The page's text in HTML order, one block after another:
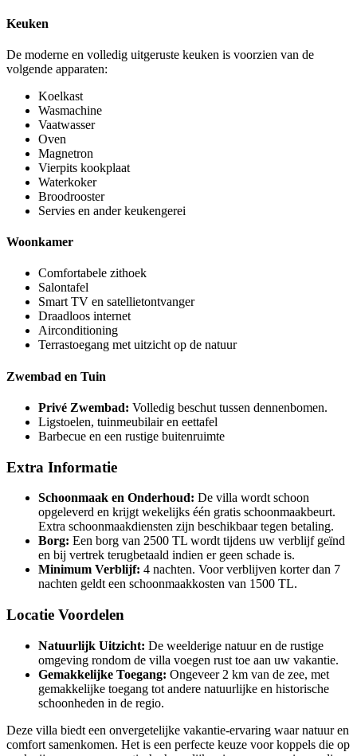
Keuken
De moderne en volledig uitgeruste keuken is voorzien van de
volgende apparaten:
Koelkast
Wasmachine
Vaatwasser
Oven
Magnetron
Vierpits kookplaat
Waterkoker
Broodrooster
Servies en ander keukengerei
Woonkamer
Comfortabele zithoek
Salontafel
Smart TV en satellietontvanger
Draadloos internet
Airconditioning
Terrastoegang met uitzicht op de natuur
Zwembad en Tuin
Privé Zwembad: Volledig beschut tussen dennenbomen.
Ligstoelen, tuinmeubilair en eettafel
Barbecue en een rustige buitenruimte
Extra Informatie
Schoonmaak en Onderhoud: De villa wordt schoon
opgeleverd en krijgt wekelijks één gratis schoonmaakbeurt.
Extra schoonmaakdiensten zijn beschikbaar tegen betaling.
Borg: Een borg van 2500 TL wordt tijdens uw verblijf geïnd
en bij vertrek terugbetaald indien er geen schade is.
Minimum Verblijf: 4 nachten. Voor verblijven korter dan 7
nachten geldt een schoonmaakkosten van 1500 TL.
Locatie Voordelen
Natuurlijk Uitzicht: De weelderige natuur en de rustige
omgeving rondom de villa voegen rust toe aan uw vakantie.
Gemakkelijke Toegang: Ongeveer 2 km van de zee, met
gemakkelijke toegang tot andere natuurlijke en historische
schoonheden in de regio.
Deze villa biedt een onvergetelijke vakantie-ervaring waar natuur en
comfort samenkomen. Het is een perfecte keuze voor koppels die op